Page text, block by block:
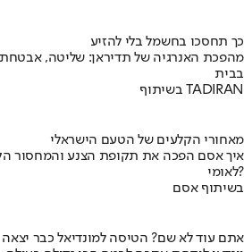
כך תחסכו בחשמל בלי להזיע
מהפכת האנרגיה של תדיראן: שליטה, אבטחת
בבית
בשיתוף TADIRAN
מאחורי הקלעים של הטעם הישראלי
לאומי?
בשיתוף אסם
אתם עוד לא שם? הטיסה למונדיאל כבר יצאה